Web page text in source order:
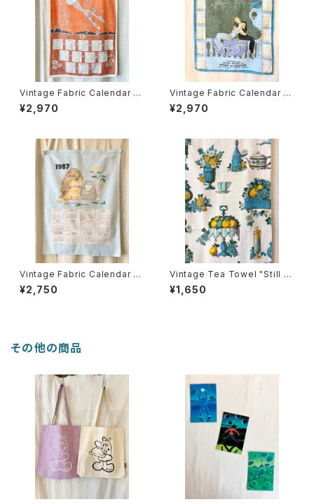
Vintage Fabric Calendar 19
84
¥2,970
Vintage Fabric Calendar 19
80
¥2,970
Vintage Fabric Calendar 19
87
¥2,750
Vintage Tea Towel "Still lif
e"
¥1,650
その他の商品